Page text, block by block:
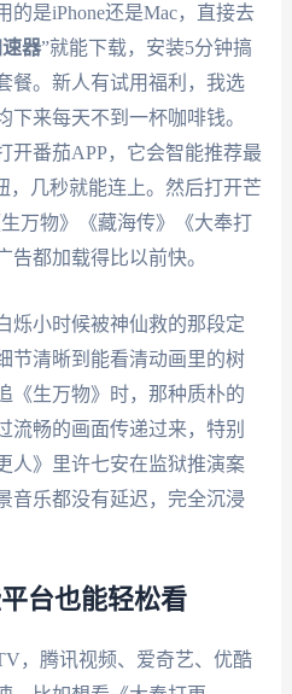
的是iPhone还是Mac，直接去
器”就能下载，安装5分钟搞
餐。新人有试用福利，我选
来每天不到一杯咖啡钱。
开番茄APP，它会智能推荐最
，几秒就能连上。然后打开芒
万物》《藏海传》《大奉打
告都加载得比以前快。
烁小时候被神仙救的那段定
节清晰到能看清动画里的树
《生万物》时，那种质朴的
流畅的画面传递过来，特别
人》里许七安在监狱推演案
音乐都没有延迟，完全沉浸
台也能轻松看
，腾讯视频、爱奇艺、优酷